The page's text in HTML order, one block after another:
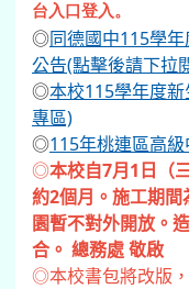
台入口登入。
◎同德國中115學
公告(點擊後請下拉
◎本校115學年度
專區)
◎115年桃連區高
◎本校自7月1日（
約2個月。施工期
園暫不對外開放。
合。 總務處 敬啟
◎本校書包將改版